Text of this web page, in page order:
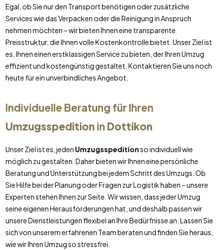
Egal, ob Sie nur den Transport benötigen oder zusätzliche
Services wie das Verpacken oder die Reinigung in Anspruch
nehmen möchten – wir bieten Ihnen eine transparente
Preisstruktur, die Ihnen volle Kostenkontrolle bietet. Unser Ziel ist
es, Ihnen einen erstklassigen Service zu bieten, der Ihren Umzug
effizient und kostengünstig gestaltet. Kontaktieren Sie uns noch
heute für ein unverbindliches Angebot.
Individuelle Beratung für Ihren
Umzugsspeditionin Dottikon
Unser Ziel ist es, jeden Umzugsspeditionso individuell wie
möglich zu gestalten. Daher bieten wir Ihnen eine persönliche
Beratung und Unterstützung bei jedem Schritt des Umzugs. Ob
Sie Hilfe bei der Planung oder Fragen zur Logistik haben – unsere
Experten stehen Ihnen zur Seite. Wir wissen, dass jeder Umzug
seine eigenen Herausforderungen hat, und deshalb passen wir
unsere Dienstleistungen flexibel an Ihre Bedürfnisse an. Lassen Sie
sich von unserem erfahrenen Team beraten und finden Sie heraus,
wie wir Ihren Umzug so stressfrei.